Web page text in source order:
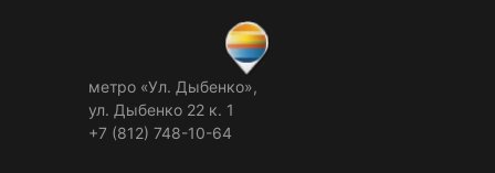
метро «Ул. Дыбенко»,
ул. Дыбенко 22 к. 1
+7 (812) 748-10-64